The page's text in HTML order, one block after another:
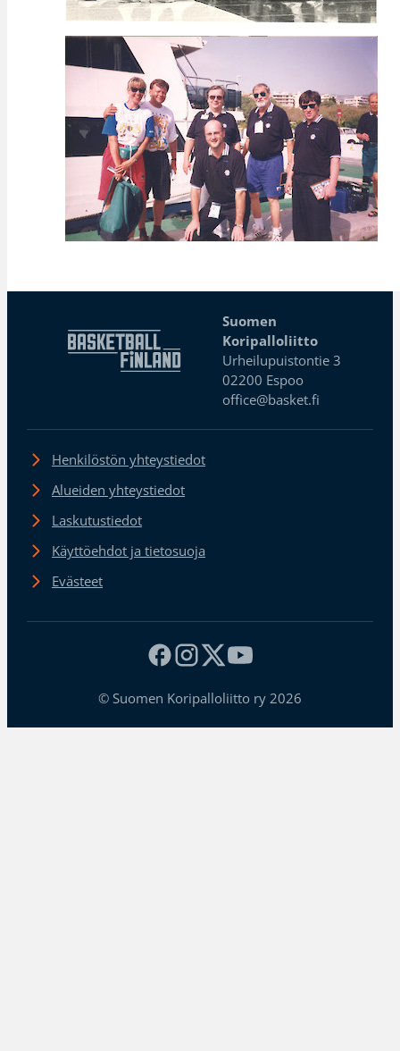
Suomen
Koripalloliitto
Urheilupuistontie 3
02200 Espoo
office@basket.fi
Henkilöstön yhteystiedot
Alueiden yhteystiedot
Laskutustiedot
Käyttöehdot ja tietosuoja
Evästeet
© Suomen Koripalloliitto ry 2026